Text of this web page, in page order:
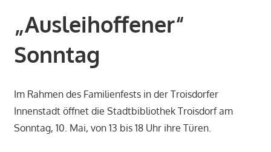
„Ausleihoffener“
Sonntag
Im Rahmen des Familienfests in der Troisdorfer
Innenstadt öffnet die Stadtbibliothek Troisdorf am
Sonntag, 10. Mai, von 13 bis 18 Uhr ihre Türen.